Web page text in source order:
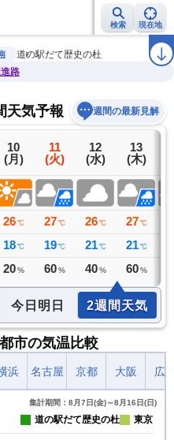
検索 現在地
警報・注意報 2週間天気 ラ
道の駅だて歴史の杜
路
天気予報 週間の最新見解
10
(月)
26 ℃
18 ℃
20 %
11
(火)
27 ℃
19 ℃
60 %
12
(水)
26 ℃
21 ℃
40 %
13
(木)
27 ℃
21 ℃
60 %
今日明日 2週間天気
市の気温比較
浜 名古屋 京都 大阪 広
集計期間：8月7日(金)～8月16日(日)
道の駅だて歴史の杜 東京